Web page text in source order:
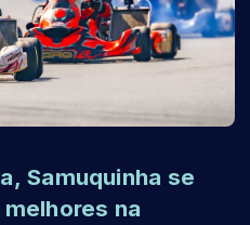
Samuquinha se
na